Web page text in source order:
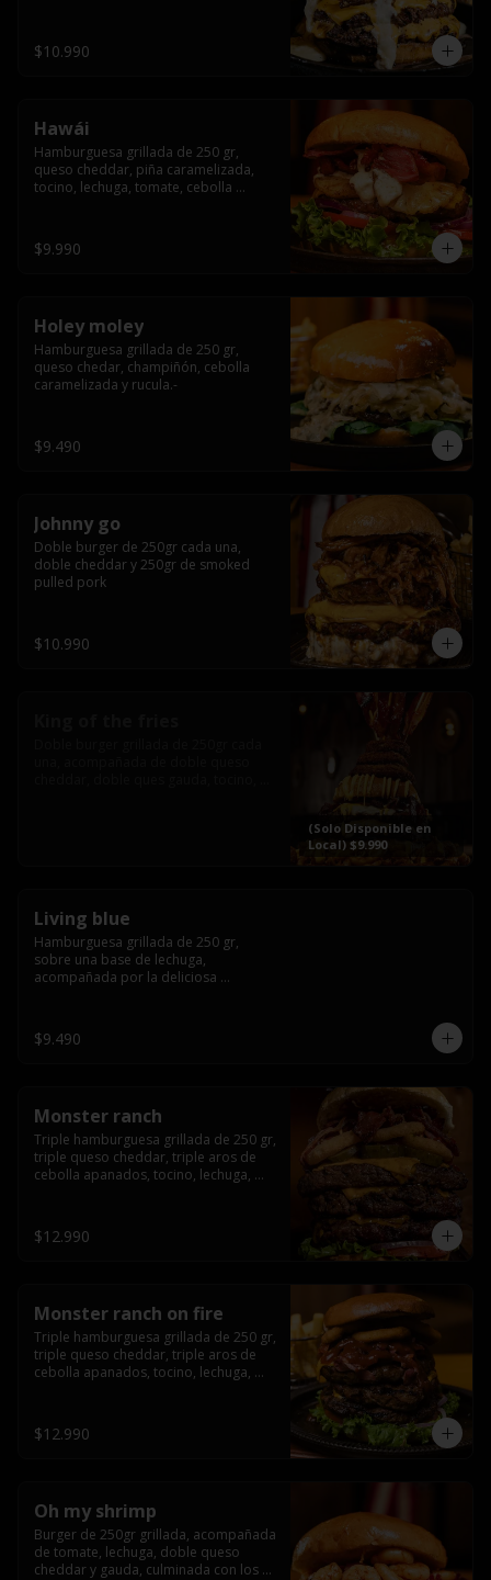
$10.990
Hawái
Hamburguesa grillada de 250 gr,
queso cheddar, piña caramelizada,
tocino, lechuga, tomate, cebolla
$9.990
Holey moley
Hamburguesa grillada de 250 gr,
queso chedar, champiñón, cebolla
caramelizada y rucula.-
$9.490
Johnny go
Doble burger de 250gr cada una,
doble cheddar y 250gr de smoked
pulled pork
$10.990
(Solo Disponible en
Local) $9.990
Living blue
Hamburguesa grillada de 250 gr,
sobre una base de lechuga,
acompañada por la deliciosa
wisky jack daniels y salsa de miel.-
$9.490
Monster ranch
Triple hamburguesa grillada de 250 gr,
triple queso cheddar, triple aros de
cebolla apanados, tocino, lechuga,
$12.990
Monster ranch on fire
Triple hamburguesa grillada de 250 gr,
triple queso cheddar, triple aros de
cebolla apanados, tocino, lechuga,
jalapeños de texas.
$12.990
Oh my shrimp
Burger de 250gr grillada, acompañada
de tomate, lechuga, doble queso
cheddar y gauda, culminada con los